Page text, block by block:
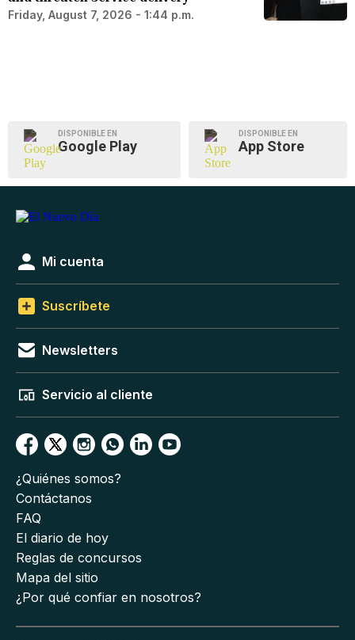
Friday, August 7, 2026 - 1:44 p.m.
DISPONIBLE EN
Google Play
DISPONIBLE EN
App Store
Mi cuenta
Suscríbete
Newsletters
Servicio al cliente
¿Quiénes somos?
Contáctanos
FAQ
El diario de hoy
Reglas de concursos
Mapa del sitio
¿Por qué confiar en nosotros?